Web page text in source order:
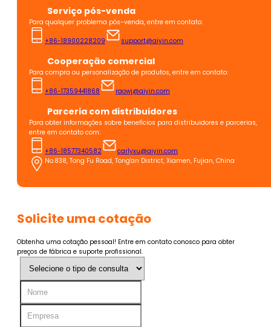
Serviço pós-venda
Para qualquer problema pós-venda, entre em contato:
+86-18900228209 support@aiyin.com
Cooperação comercial
Para compra ou personalização de produtos, entre em contato:
+86-17359441868 raowj@aiyin.com
Parceria com distribuidores
Para obter informações sobre benefícios para distribuidores e parcerias,
entre em contato com:
+86-18577340582
carlyxu@aiyin.com
No.838, Tong Fu Road, Tong'an District, Xiamen, Fujian, China
Solicite uma cotação
Obtenha uma cotação pessoal! Entre em contato conosco para obter
preços de fábrica e suporte profissional.